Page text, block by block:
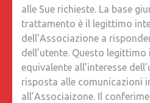
alle Sue richieste. La base
trattamento è il legittimo
dell’Associazione a
dell’utente. Questo legittimo
equivalente all’interesse
risposta alle comunicazioni
all’Associaizone. Il